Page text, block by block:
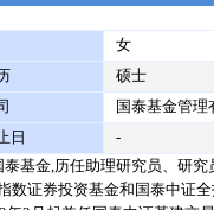
女
硕士
国泰基金管理
日 -
基金,历任助理研究员、研究
数证券投资基金和国泰中证